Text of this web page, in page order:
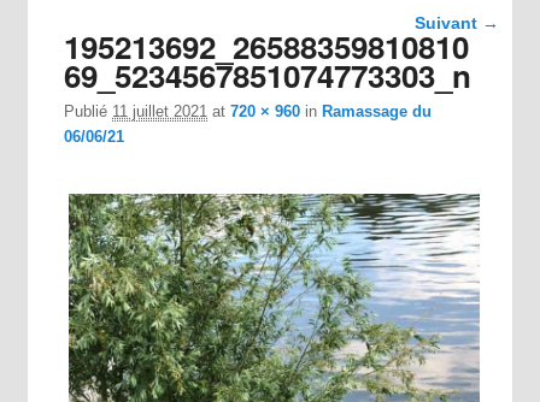
Navigation
dans les
images
Suivant →
195213692_26588359810810
69_5234567851074773303_n
Publié 11 juillet 2021 at720 × 960 in Ramassage du
06/06/21